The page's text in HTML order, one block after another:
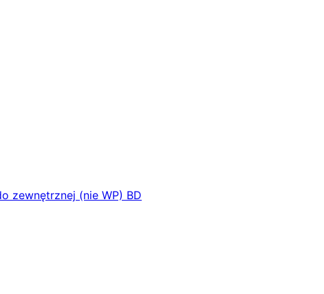
zewnętrznej (nie WP) BD